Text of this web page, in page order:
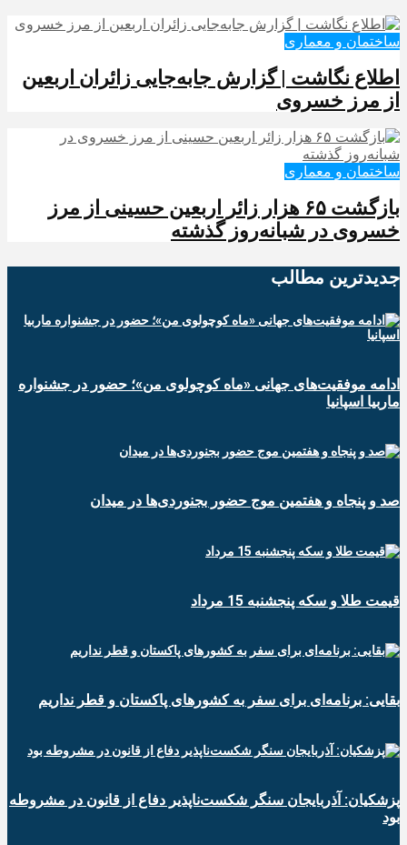
ساختمان و معماری
️اطلاع نگاشت | گزارش جابه‌جایی زائران اربعین
از مرز خسروی
ساختمان و معماری
️بازگشت ۶۵ هزار زائر اربعین حسینی از مرز
خسروی در شبانه‌روز گذشته
جدیدترین‌ مطالب
ادامه موفقیت‌های جهانی «ماه کوچولوی من»؛ حضور در جشنواره
ماربیا اسپانیا
صد و پنجاه و هفتمین موج حضور بجنوردی‌ها در میدان
قیمت طلا و سکه پنجشنبه 15 مرداد
بقایی: برنامه‌ای برای سفر به کشورهای پاکستان و قطر نداریم
پزشکیان: آذربایجان سنگر شکست‌ناپذیر دفاع از قانون در مشروطه
بود